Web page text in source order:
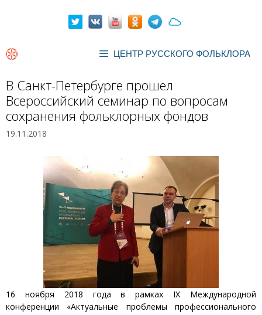
ЦЕНТР РУССКОГО ФОЛЬКЛОРА
В Санкт-Петербурге прошел
Всероссийский семинар по вопросам
сохранения фольклорных фондов
19.11.2018
16 ноября 2018 года в рамках IX Международной
конференции «Актуальные проблемы профессионального